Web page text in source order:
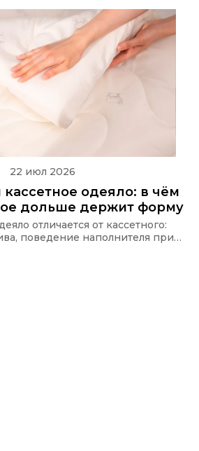
22 июл 2026
кассетное одеяло: в чём
дольше держит форму
отличается от кассетного:
поведение наполнителя при